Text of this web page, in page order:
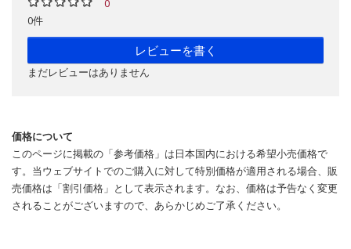
0
0件
レビューを書く
まだレビューはありません
価格について
このページに掲載の「参考価格」は日本国内における希望小売価格で
す。当ウェブサイトでのご購入に対して特別価格が適用される場合、販
売価格は「割引価格」として表示されます。なお、価格は予告なく変更
されることがございますので、あらかじめご了承ください。